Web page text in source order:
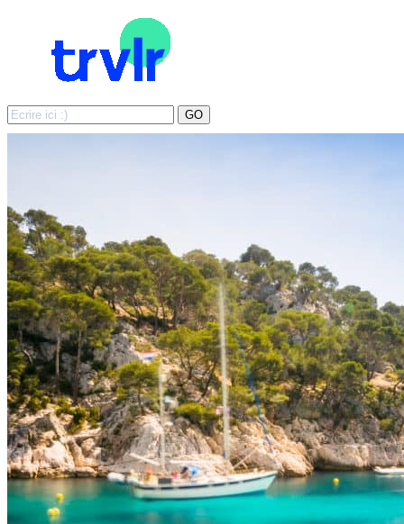
Search
for:
GO